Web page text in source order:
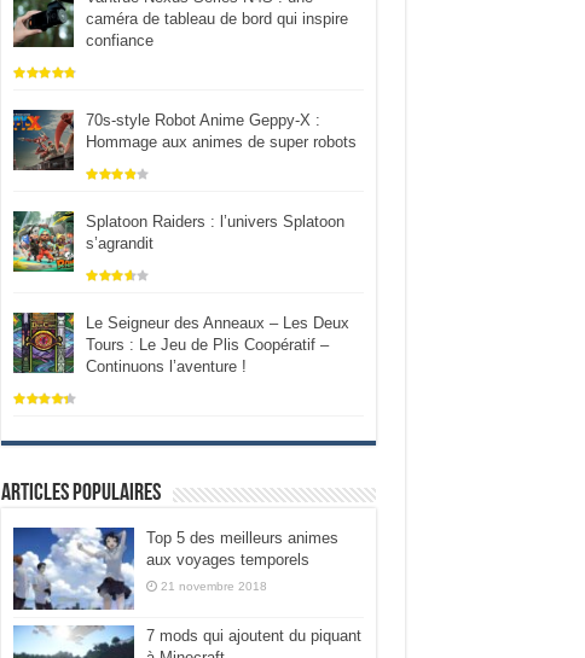
caméra de tableau de bord qui inspire
confiance
70s-style Robot Anime Geppy-X :
Hommage aux animes de super robots
Splatoon Raiders : l’univers Splatoon
s’agrandit
Le Seigneur des Anneaux – Les Deux
Tours : Le Jeu de Plis Coopératif –
Continuons l’aventure !
Articles populaires
Top 5 des meilleurs animes
aux voyages temporels
21 novembre 2018
7 mods qui ajoutent du piquant